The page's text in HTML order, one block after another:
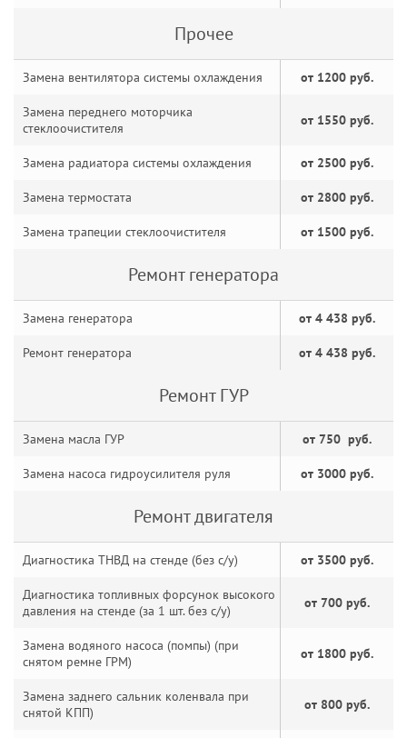
Прочее
Замена вентилятора системы охлаждения от 1200 руб.
Замена переднего моторчика
стеклоочистителя
от 1550 руб.
Замена радиатора системы охлаждения от 2500 руб.
Замена термостата от 2800 руб.
Замена трапеции стеклоочистителя от 1500 руб.
Ремонт генератора
Замена генератора от 4 438 руб.
Ремонт генератора от 4 438 руб.
Ремонт ГУР
Замена масла ГУР от 750 руб.
Замена насоса гидроусилителя руля от 3000 руб.
Ремонт двигателя
Диагностика ТНВД на стенде (без с/у) от 3500 руб.
Диагностика топливных форсунок высокого
давления на стенде (за 1 шт. без с/у)
от 700 руб.
Замена водяного насоса (помпы) (при
снятом ремне ГРМ)
от 1800 руб.
Замена заднего сальник коленвала при
снятой КПП)
от 800 руб.